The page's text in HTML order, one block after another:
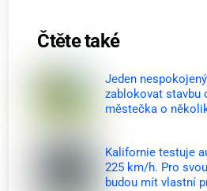
Čtěte také
Jeden
zablokovat stavbu
městečka o
Kalifornie testuje
225 km/h. Pro
budou mít vlastní